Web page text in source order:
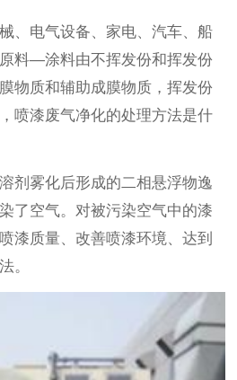
、电气设备、家电、汽车、船
料—涂料由不挥发份和挥发份
物质和辅助成膜物质，挥发份
喷漆废气净化的处理方法是什
剂雾化后形成的二相悬浮物逸
了空气。对被污染空气中的漆
漆质量、改善喷漆环境、达到
。